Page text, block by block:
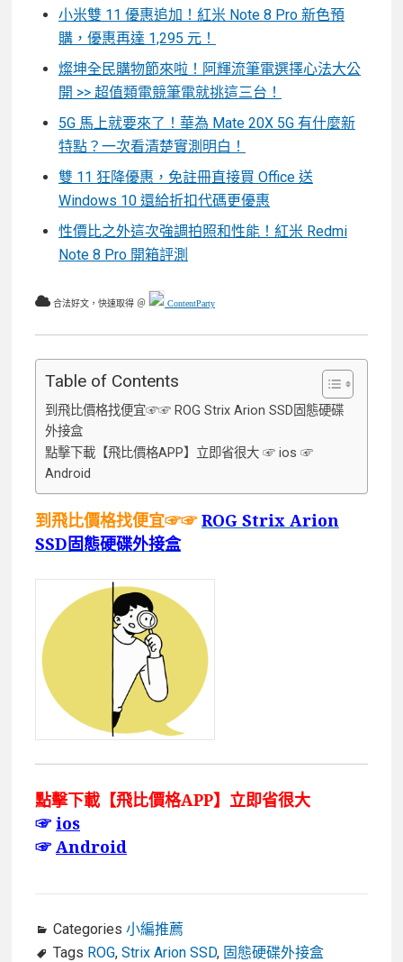
小米雙 11 優惠追加！紅米 Note 8 Pro 新色預
購，優惠再達 1,295 元！
燦坤全民購物節來啦！阿輝流筆電選擇心法大公
開 >> 超值類電競筆電就挑這三台！
5G 馬上就要來了！華為 Mate 20X 5G 有什麼新
特點？一次看清楚實測明白！
雙 11 狂降優惠，免註冊直接買 Office 送
Windows 10 還給折扣代碼更優惠
性價比之外這次強調拍照和性能！紅米 Redmi
Note 8 Pro 開箱評測
合法好文，快速取得 ＠ ContentParty
Table of Contents
到飛比價格找便宜☞☞ ROG Strix Arion SSD固態硬碟
外接盒
點擊下載【飛比價格APP】立即省很大 ☞ ios ☞
Android
到飛比價格找便宜☞☞ ROG Strix Arion
SSD固態硬碟外接盒
點擊下載【飛比價格APP】立即省很大
☞ios
☞Android
Categories 小編推薦
Tags ROG, Strix Arion SSD, 固態硬碟外接盒